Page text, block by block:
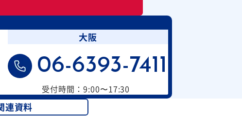
大阪
06-6393-7411
受付時間：9:00〜17:30
連資料